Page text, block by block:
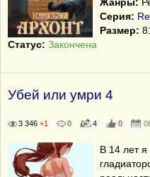
Серия:
Размер:
Статус: Закончена
Убей или умри 4
3 346 +1 0 4 0
В 14 лет